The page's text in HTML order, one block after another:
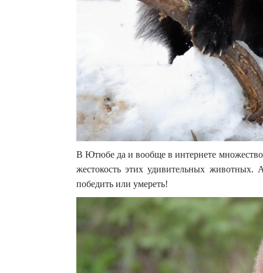
В Ютюбе да и вообще в интернете
жестокость этих удивительных
победить или умереть!